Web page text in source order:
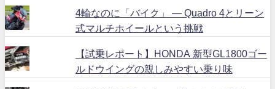
4輪なのに「バイク」 ― Quadro 4とリーン
式マルチホイールという挑戦
【試乗レポート】HONDA 新型GL1800ゴー
ルドウイングの親しみやすい乗り味